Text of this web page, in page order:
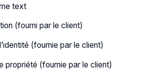
text
(fourni par le client)
(fournie par le client)
propriété (fournie par le client)